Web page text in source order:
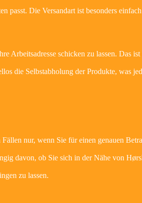
passt. Die Versandart ist besonders
Arbeitsadresse schicken zu lassen. Das
die Selbstabholung der Produkte, was
nur, wenn Sie für einen genauen
davon, ob Sie sich in der Nähe von
zu lassen.